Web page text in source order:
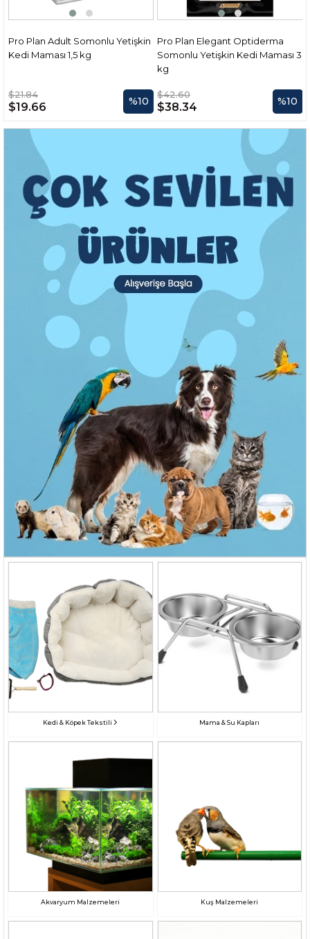
Pro Plan Adult Somonlu Yetişkin
Kedi Maması 1,5 kg
$21.84
$19.66 %10
Pro Plan Elegant Optiderma
Somonlu Yetişkin Kedi Maması 3
kg
$42.60
$38.34 %10
Kedi & Köpek Tekstili Mama & Su Kapları
Akvaryum Malzemeleri Kuş Malzemeleri